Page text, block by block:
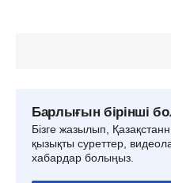
Барлығын бірінші
Бізге жазылып,
қызықты суреттер,
хабардар болыңыз.